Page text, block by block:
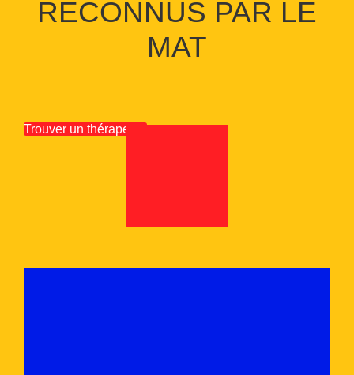
RECONNUS PAR LE
MAT
Trouver un thérapeute